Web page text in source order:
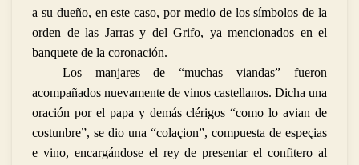
a su dueño, en este caso, por medio de los símbolos de la
orden de las Jarras y del Grifo, ya mencionados en el
banquete de la coronación.
Los manjares de “muchas viandas” fueron
acompañados nuevamente de vinos castellanos. Dicha una
oración por el papa y demás clérigos “como lo avian de
costunbre”, se dio una “colaçion”, compuesta de espeçias
e vino, encargándose el rey de presentar el confitero al